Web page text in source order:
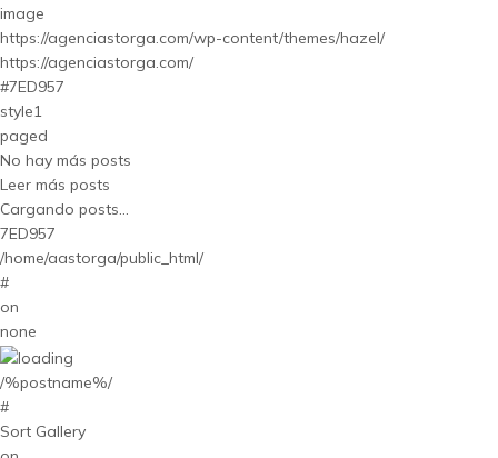
image
https://agenciastorga.com/wp-content/themes/hazel/
https://agenciastorga.com/
#7ED957
style1
paged
No hay más posts
Leer más posts
Cargando posts...
7ED957
/home/aastorga/public_html/
#
on
none
/%postname%/
#
Sort Gallery